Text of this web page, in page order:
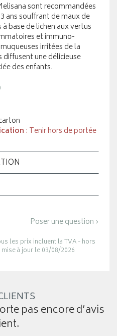
sont recommandées
ans souffrant de maux de
base de lichen aux vertus
et immuno-
irritées de la
une délicieuse
des enfants.
: Tenir hors de portée
Poser une question ›
les prix incluent la TVA - hors
à jour le 03/08/2026
pas encore d’avis